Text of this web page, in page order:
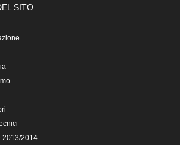
SITO
2013/2014